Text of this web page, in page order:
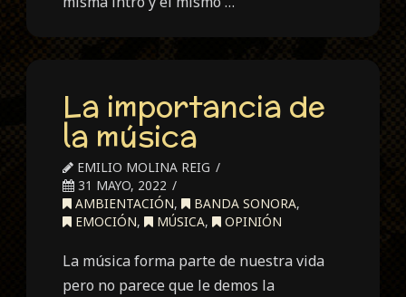
La importancia de
la música
EMILIO MOLINA REIG
31 MAYO, 2022
AMBIENTACIÓN, BANDA SONORA,
EMOCIÓN, MÚSICA, OPINIÓN
La música forma parte de nuestra vida
pero no parece que le demos la